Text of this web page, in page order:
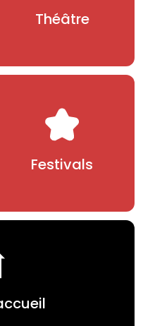
Théâtre
Festivals